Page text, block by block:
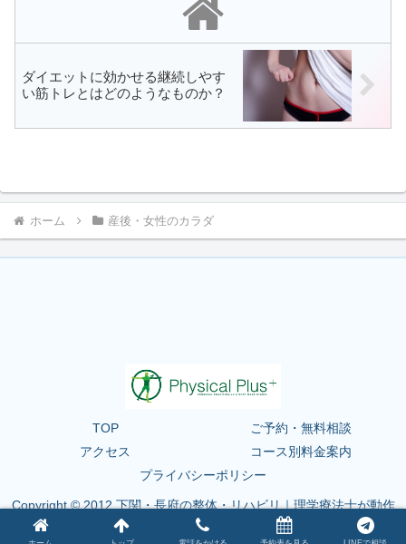
ダイエットに効かせる継続しやす
い筋トレとはどのようなものか？
ホーム 産後・女性のカラダ
TOP
ご予約・無料相談
アクセス
コース別料金案内
プライバシーポリシー
Copyright © 2012 下関・長府の整体・リハビリ｜理学療法士が動作
を整えるフィジカルプラス下関 All Rights Reserved.